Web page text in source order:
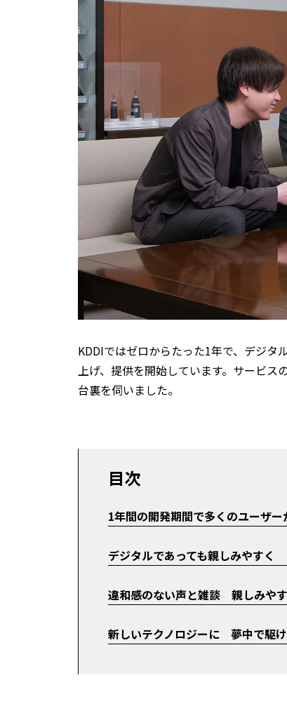
KDDIではゼロからたった1年で、デジタ
上げ、提供を開始しています。サービ
台裏を伺いました。
目次
1年間の開発期間で多くのユーザ
デジタルであっても親しみやすく
違和感のない声と雑談 親しみや
新しいテクノロジーに 夢中で駆